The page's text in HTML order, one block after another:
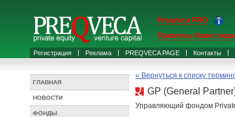
Регистрация Реклама PREQVECA PAGE Контакты
Preqveca PRO
Привлечь
ГЛАВНАЯ
НОВОСТИ
ФОНДЫ
« Вернуться к списку
GP (General
Управляющий фондом